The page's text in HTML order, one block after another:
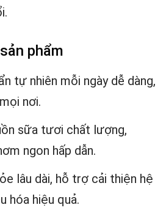
phẩm
tự nhiên mỗi ngày dễ dàng,
nơi.
sữa tươi chất lượng,
ngon hấp dẫn.
lâu dài, hỗ trợ cải thiện hệ
hóa hiệu quả.